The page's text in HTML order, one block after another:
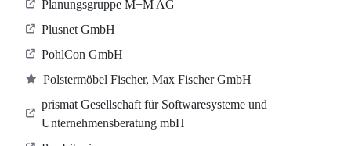
Planungsgruppe M+M AG
Plusnet GmbH
PohlCon GmbH
Polstermöbel Fischer, Max Fischer GmbH
prismat Gesellschaft für Softwaresysteme und
Unternehmensberatung mbH